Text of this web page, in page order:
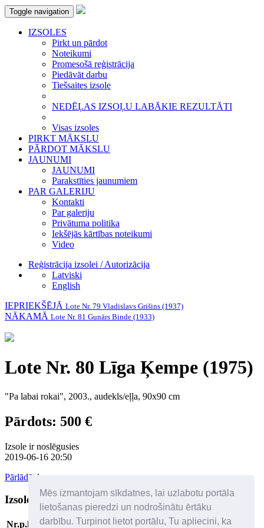
Mēs izmantojam sīkdatnes, lai uzlabotu portāla
lietošanas pieredzi un nodrošinātu ērtāku
darbību. Turpinot lietot portālu, Tu apliecini, ka
Toggle navigation
IZSOLES
Pirkt un pārdot
Noteikumi
Promesošā reģistrācija
Piedāvāt darbu
Tiešsaites izsole
NEDĒĻAS IZSOĻU LABĀKIE REZULTĀTI
Visas izsoles
PIRKT MĀKSLU
PĀRDOT MĀKSLU
JAUNUMI
JAUNUMI
Parakstīties jaunumiem
PAR GALERIJU
Kontakti
Par galeriju
Privātuma politika
Iekšējās kārtības noteikumi
Video
Reģistrācija izsolei / Autorizācija
Latviski
English
IEPRIEKŠĒJĀ Lote Nr. 79 Vladislavs Grišins (1937)
NĀKAMĀ Lote Nr. 81 Gunārs Binde (1933)
Lote Nr. 80 Līga Ķempe (1975)
"Pa labai rokai", 2003., audekls/eļļa, 90x90 cm
Pārdots: 500 €
Izsole ir noslēgusies
2019-06-16 20:50
Pārlādēt lapu
Izsoles dalībniekiPalīdzība
Nr.p.k Solītājs Datums/laiks Solītā cena